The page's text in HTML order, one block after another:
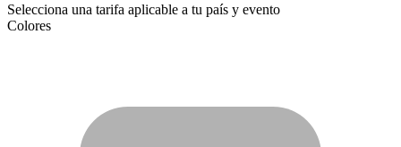
Selecciona una tarifa aplicable a tu país y evento
Colores